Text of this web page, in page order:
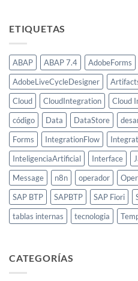
ETIQUETAS
ABAP ABAP 7.4 AdobeForms
AdobeLiveCycleDesigner
Cloud
CloudIntegration Cloud
código
Data DataStore
Forms
IntegrationFlow
InteligenciaArtificial
Interface
Message
n8n operador
SAP BTP
SAPBTP SAP Fiori
tablas internas
tecnologia
CATEGORÍAS